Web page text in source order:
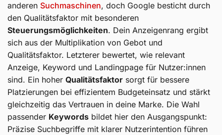
anderen Suchmaschinen, doch Google besticht durch
den Qualitätsfaktor mit besonderen
Steuerungsmöglichkeiten. Dein Anzeigenrang ergibt
sich aus der Multiplikation von Gebot und
Qualitätsfaktor. Letzterer bewertet, wie relevant
Anzeige, Keyword und Landingpage für Nutzer:innen
sind. Ein hoher Qualitätsfaktor sorgt für bessere
Platzierungen bei effizientem Budgeteinsatz und stärkt
gleichzeitig das Vertrauen in deine Marke. Die Wahl
passender Keywords bildet hier den Ausgangspunkt:
Präzise Suchbegriffe mit klarer Nutzerintention führen